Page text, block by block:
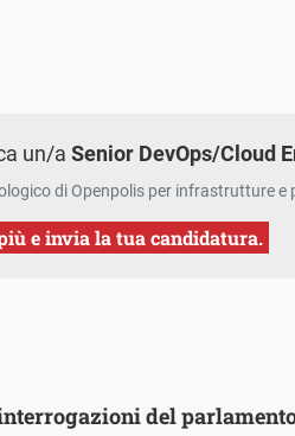
un/aSenior DevOps/Cloud
di Openpolis per infrastrutture e
e invia la tua candidatura.
del